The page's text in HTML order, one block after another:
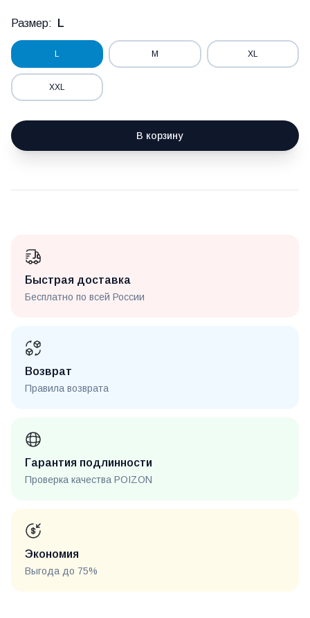
Размер: L
L M XL
XXL
В корзину
Быстрая доставка
Бесплатно по всей России
Возврат
Правила возврата
Гарантия подлинности
Проверка качества POIZON
Экономия
Выгода до 75%